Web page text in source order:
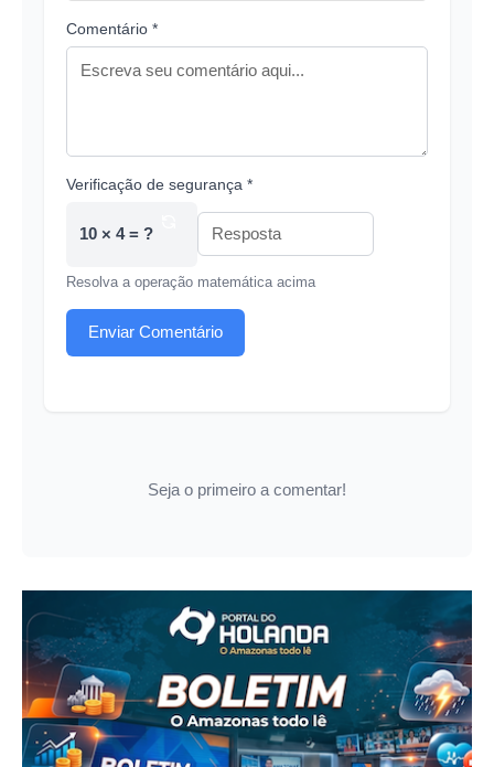
Comentário *
Verificação de segurança *
10 × 4 = ?
Resolva a operação matemática acima
Enviar Comentário
Seja o primeiro a comentar!